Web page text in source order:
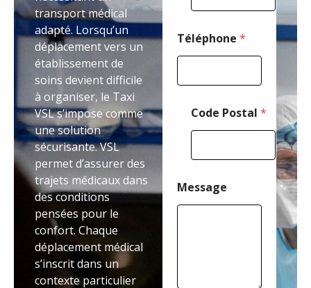
transport médical
adapté. Lorsqu’un
déplacement vers un
établissement de
soins devient difficile
à organiser, le Taxi
VSL s’impose comme
une solution
sécurisante. VSL
permet d’assurer des
trajets médicaux dans
des conditions
pensées pour le
confort. Chaque
déplacement médical
s’inscrit dans un
contexte particulier
i
Téléphone *
Code Postal *
Message